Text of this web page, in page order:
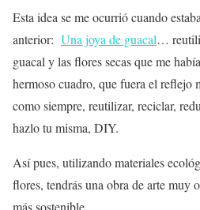
Esta idea se me ocurrió cuando
anterior: Una joya de guacal…
guacal y lasfloressecas que me
hermosocuadro, que fuera el reflejo
como siempre, reutilizar, reciclar,
hazlo tu misma, DIY.
Así pues, utilizando materiales
flores, tendrás una obra de artemuy
mássostenible.